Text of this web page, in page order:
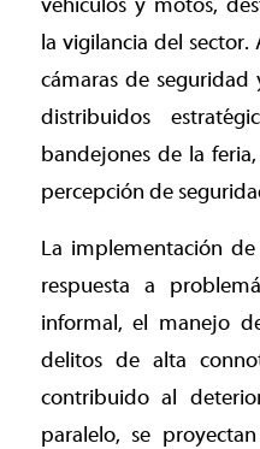
vehículos y motos,
la vigilancia del sector.
cámaras de
distribuidos
bandejones de la
percepción de
La implementación
respuesta a
informal, el manejo
delitos de alta
contribuido al
paralelo, se